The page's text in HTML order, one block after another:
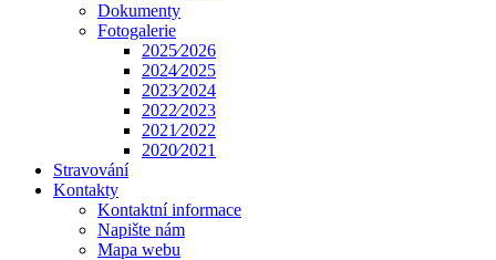
Dokumenty
Fotogalerie
2025⁄2026
2024⁄2025
2023⁄2024
2022⁄2023
2021⁄2022
2020⁄2021
Stravování
Kontakty
Kontaktní informace
Napište nám
Mapa webu